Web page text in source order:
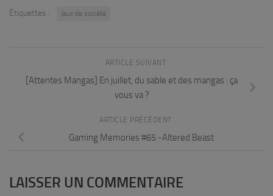
Étiquettes : Jeux de société
ARTICLE SUIVANT
[Attentes Mangas] En juillet, du sable et des mangas : ça
vous va ?
ARTICLE PRÉCÉDENT
Gaming Memories #65 -Altered Beast
LAISSER UN COMMENTAIRE